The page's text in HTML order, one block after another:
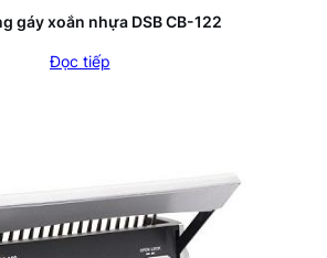
gáy xoắn nhựa DSB CB-122
Đọc tiếp